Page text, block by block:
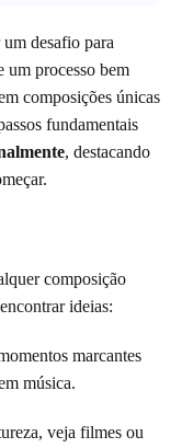
desafio para
um processo bem
composições únicas
fundamentais
, destacando
composição
ideias:
marcantes
música.
veja filmes ou